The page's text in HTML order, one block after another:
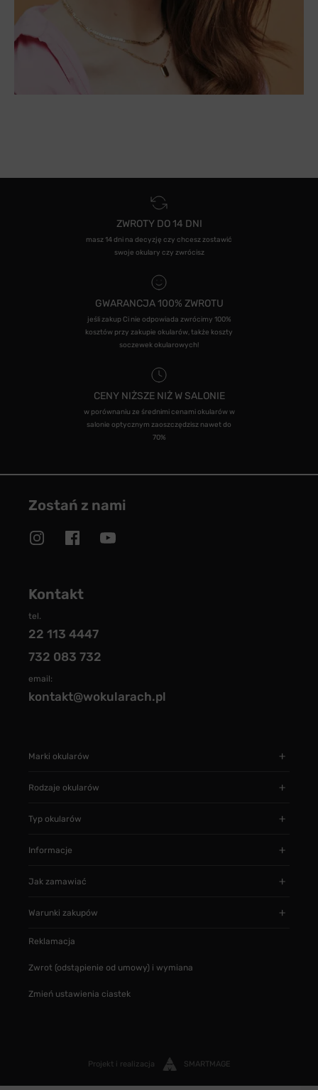
ZWROTY DO 14 DNI
masz 14 dni na decyzję czy chcesz zostawić
swoje okulary czy zwrócisz
GWARANCJA 100% ZWROTU
jeśli zakup Ci nie odpowiada zwrócimy 100%
kosztów przy zakupie okularów, także koszty
soczewek okularowych!
CENY NIŻSZE NIŻ W SALONIE
w porównaniu ze średnimi cenami okularów w
salonie optycznym zaoszczędzisz nawet do
70%
Zostań z nami
Kontakt
tel.
22 113 4447
732 083 732
email:
kontakt@wokularach.pl
Marki okularów
Rodzaje okularów
Typ okularów
Informacje
Jak zamawiać
Warunki zakupów
Reklamacja
Zwrot (odstąpienie od umowy) i wymiana
Zmień ustawienia ciastek
Projekt i realizacja SMARTMAGE